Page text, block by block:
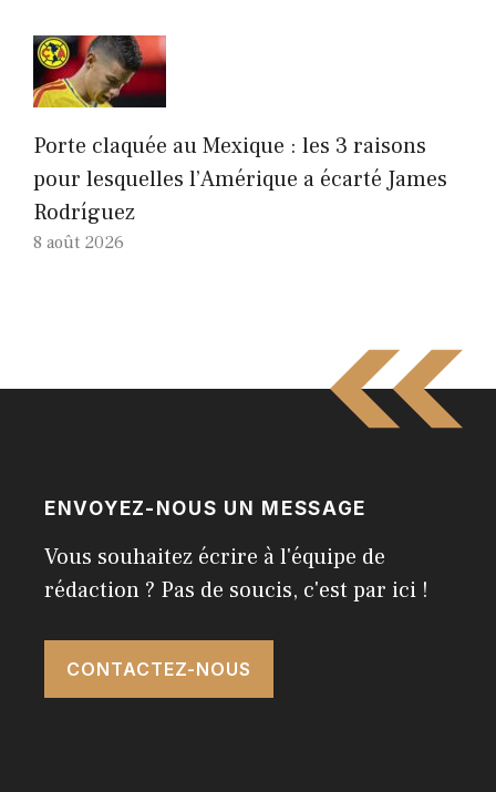
Porte claquée au Mexique : les 3 raisons
pour lesquelles l’Amérique a écarté James
Rodríguez
8 août 2026
ENVOYEZ-NOUS UN MESSAGE
Vous souhaitez écrire à l'équipe de
rédaction ? Pas de soucis, c'est par ici !
CONTACTEZ-NOUS